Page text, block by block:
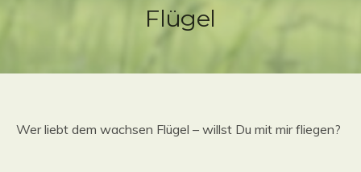
Flügel
Wer liebt dem wachsen Flügel – willst Du mit mir fliegen?